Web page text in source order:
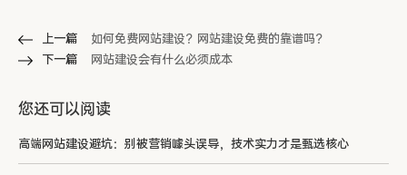
上一篇
如何免费网站建设？网站建设免费的靠谱吗？
下一篇
网站建设会有什么必须成本
您还可以阅读
高端网站建设避坑：别被营销噱头误导，技术实力才是甄选核心